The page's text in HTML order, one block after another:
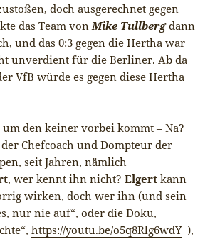
doch ausgerechnet gegen
das Team vonMike Tullbergdann
und das 0:3 gegen die Hertha war
unverdient für die Berliner. Ab da
VfB würde es gegen diese Hertha
um den keiner vorbei kommt – Na?
Chefcoach und Dompteur der
seit Jahren, nämlich
, wer kennt ihn nicht?Elgert kann
wirken, doch wer ihn (und sein
nur nie auf“, oder die Doku,
https://youtu.be/o5q8Rlg6wdY),